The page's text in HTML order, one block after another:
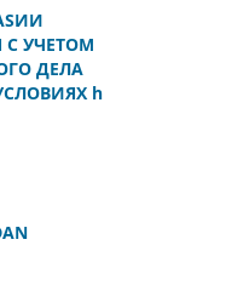
УЧЕТОМ
ДЕЛА
h